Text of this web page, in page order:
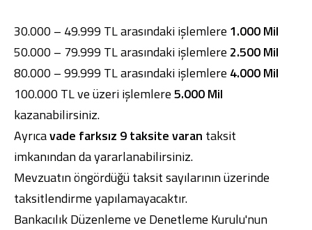
Dijital Bankacılık Hakkımızda Finans Portalı
İletişim
Englishالعربية
Finans Portalı
Şube ve ATM’ler
İletişim
Ürün ve Hizmet Ücretleri
Englishالعربية
30.000 – 49.999 TL arasındaki işlemlere 1.000 Mil
50.000 – 79.999 TL arasındaki işlemlere 2.500 Mil
80.000 – 99.999 TL arasındaki işlemlere 4.000 Mil
100.000 TL ve üzeri işlemlere5.000 Mil
kazanabilirsiniz.
Ayrıcavade farksız 9 taksite varan taksit
imkanından da yararlanabilirsiniz.
Mevzuatın öngördüğü taksit sayılarının üzerinde
taksitlendirme yapılamayacaktır.
Bankacılık Düzenleme ve Denetleme Kurulu'nun